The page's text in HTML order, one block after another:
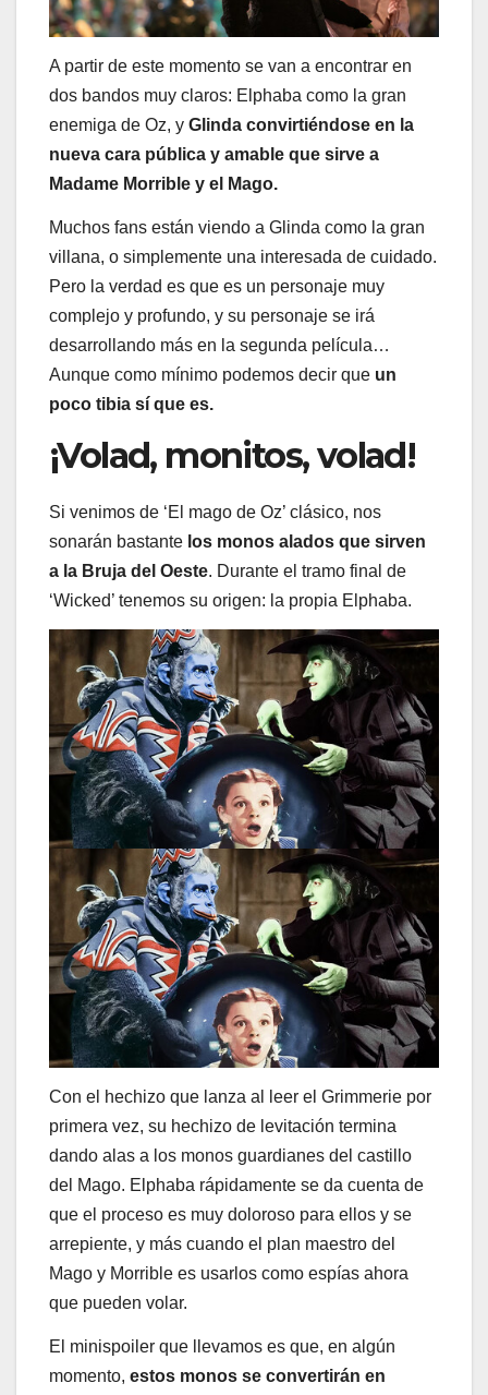
A partir de este momento se van a encontrar en
dos bandos muy claros: Elphaba como la gran
enemiga de Oz, y Glinda convirtiéndose en la
nueva cara pública y amable que sirve a
Madame Morrible y el Mago.
Muchos fans están viendo a Glinda como la gran
villana, o simplemente una interesada de cuidado.
Pero la verdad es que es un personaje muy
complejo y profundo, y su personaje se irá
desarrollando más en la segunda película…
Aunque como mínimo podemos decir que un
poco tibia sí que es.
¡Volad, monitos, volad!
Si venimos de ‘El mago de Oz’ clásico, nos
sonarán bastante los monos alados que sirven
a la Bruja del Oeste. Durante el tramo final de
‘Wicked’ tenemos su origen: la propia Elphaba.
Con el hechizo que lanza al leer el Grimmerie por
primera vez, su hechizo de levitación termina
dando alas a los monos guardianes del castillo
del Mago. Elphaba rápidamente se da cuenta de
que el proceso es muy doloroso para ellos y se
arrepiente, y más cuando el plan maestro del
Mago y Morrible es usarlos como espías ahora
que pueden volar.
El minispoiler que llevamos es que, en algún
momento, estos monos se convertirán en